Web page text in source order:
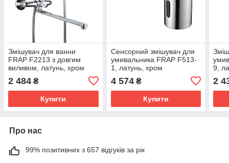
Змішувач для ванни
FRAP F2213 з довгим
виливом, латунь, хром
2 484 ₴
Купити
Сенсорний змішувач для
умивальника FRAP F513-
1, латунь, хром
4 574₴
Купити
9,
2
Про нас
99% позитивних з 657 відгуків за рік